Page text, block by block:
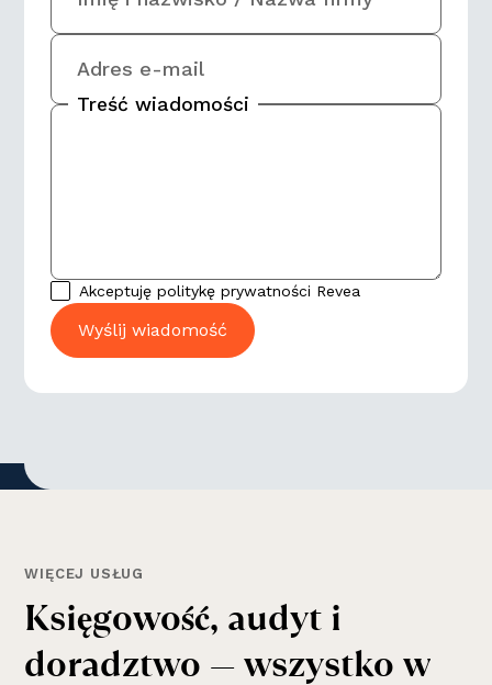
Adres e-mail
Treść wiadomości
Akceptuję politykę prywatności Revea
WIĘCEJ USŁUG
Księgowość, audyt i
doradztwo — wszystko w